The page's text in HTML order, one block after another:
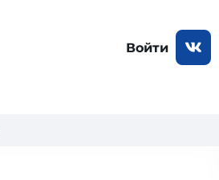
Войти